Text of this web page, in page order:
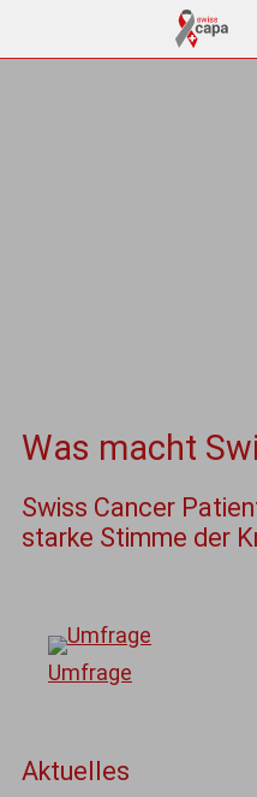
Was macht
Swiss Cancer
starke Stimme der
Umfrage
Aktuelles